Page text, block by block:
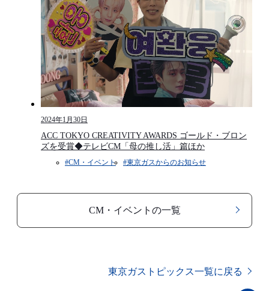
2024年1月30日
ACC TOKYO CREATIVITY AWARDS ゴールド・ブロン
ズを受賞◆テレビCM「母の推し活」篇ほか
#CM・イベント​ #東京ガスからのお知らせ​​
CM・イベント​の一覧
東京ガストピックス一覧に戻る